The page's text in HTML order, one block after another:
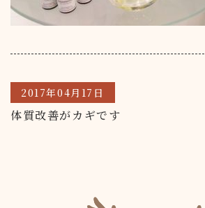
2017年04月17日
体質改善がカギです